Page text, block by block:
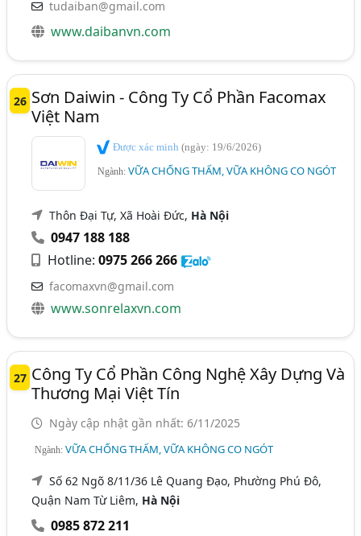
tudaiban@gmail.com
www.daibanvn.com
26 Sơn Daiwin - Công Ty Cổ Phần Facomax
Việt Nam
Được xác minh(ngày: 19/6/2026)
Ngành:VỮA CHỐNG THẤM, VỮA KHÔNG CO NGÓT
Thôn Đại Tự, Xã Hoài Đức, Hà Nội
0947 188 188
Hotline:0975 266 266
facomaxvn@gmail.com
www.sonrelaxvn.com
27 Công Ty Cổ Phần Công Nghệ Xây Dựng Và
Thương Mại Việt Tín
Ngày cập nhật gần nhất: 6/11/2025
Ngành:VỮA CHỐNG THẤM, VỮA KHÔNG CO NGÓT
Số 62 Ngõ 8/11/36 Lê Quang Đạo, Phường Phú Đô,
Quận Nam Từ Liêm, Hà Nội
0985 872 211